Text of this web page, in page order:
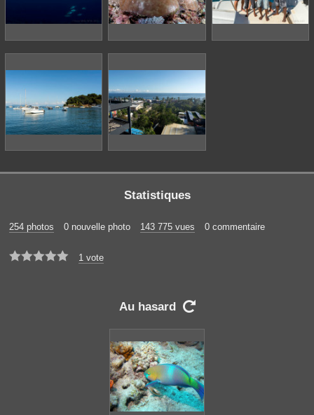
Statistiques
254 photos 0 nouvelle photo 143 775 vues 0 commentaire
 1 vote
Au hasard 